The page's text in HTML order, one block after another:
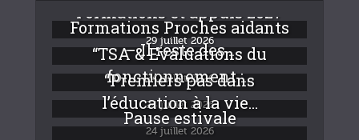
Formations et appuis 2027
29 juillet 2026
Formations Proches aidants
– Il reste des...
24 juillet 2026
“TSA & Evaluations du
fonctionnement :...
24 juillet 2026
“Premiers pas dans
l’éducation à la vie...
24 juillet 2026
Pause estivale